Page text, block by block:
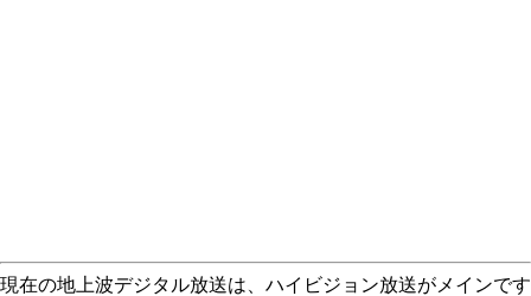
現在の地上波デジタル放送は、ハイビジョン放送がメインです